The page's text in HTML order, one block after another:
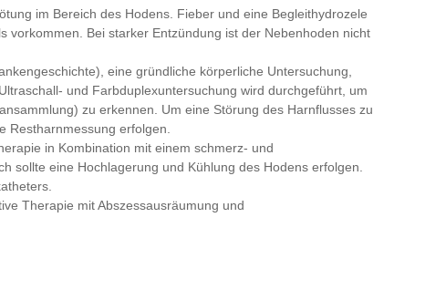
im Bereich des Hodens. Fieber und eine Begleithydrozele
vorkommen. Bei starker Entzündung ist der Nebenhoden nicht
eine gründliche körperliche Untersuchung,
und Farbduplexuntersuchung wird durchgeführt, um
zu erkennen. Um eine Störung des Harnflusses zu
Restharnmessung erfolgen.
in Kombination mit einem schmerz- und
sollte eine Hochlagerung und Kühlung des Hodens erfolgen.
Therapie mit Abszessausräumung und